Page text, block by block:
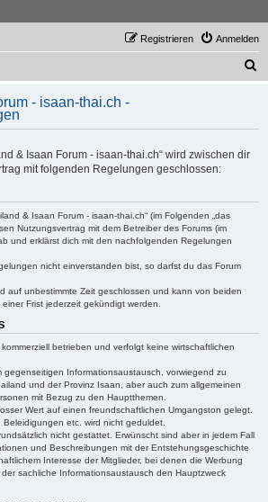
Forum
und den Isaan - von Membern für Member
Anmelden
Registrieren
h
- isaan-thai.ch -
& Isaan Forum - isaan-thai.ch“ wird zwischen dir
mit folgenden Regelungen geschlossen:
& Isaan Forum - isaan-thai.ch“ (im Folgenden „das
Nutzungsvertrag mit dem Betreiber des Forums (im
und erklärst dich mit den nachfolgenden Regelungen
nicht einverstanden bist, so darfst du das Forum
auf unbestimmte Zeit geschlossen und kann von beiden
Frist jederzeit gekündigt werden.
betrieben und verfolgt keine wirtschaftlichen
gegenseitigen Informationsaustausch, vorwiegend zu
und der Provinz Isaan, aber auch zum allgemeinen
mit Bezug zu den Hauptthemen.
Wert auf einen freundschaftlichen Umgangston gelegt.
etc. wird nicht geduldet.
nicht gestattet. Erwünscht sind aber in jedem Fall
und Beschreibungen mit der Entstehungsgeschichte
Interesse der Mitglieder, bei denen die Werbung
sachliche Informationsaustausch den Hauptzweck